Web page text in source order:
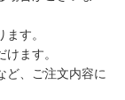
す。
ます。
ど、ご注文内容に